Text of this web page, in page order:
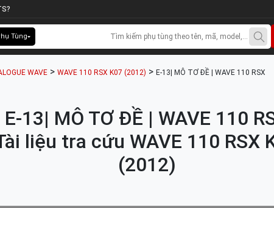
Tùng
WAVE > WAVE 110 RSX K07 (2012) > E-13| MÔ TƠ ĐỀ | WAVE 110 RSX
E-13| MÔ TƠ ĐỀ | WAVE 110
liệu tra cứu WAVE 110 RSX
(2012)